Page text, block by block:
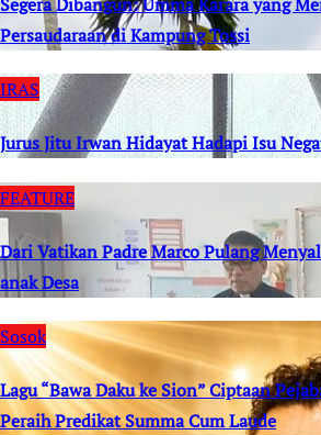
Persaudaraan di Kampung Tossi
IRAS
Jurus Jitu Irwan Hidayat Hadapi Isu
FEATURE
Dari Vatikan Padre Marco Pulang
anak Desa
Sosok
Lagu “Bawa Daku ke Sion” Ciptaan
Peraih Predikat Summa Cum Laude